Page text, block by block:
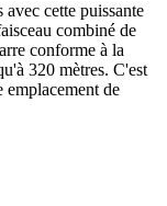
cette puissante
combiné de
conforme à la
320 mètres. C'est
de